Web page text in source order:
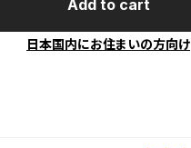
Add to cart
日本国内にお住まいの方向け